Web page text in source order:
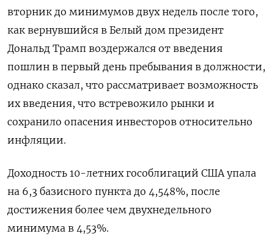
вторник до минимумов двух недель после того,
как вернувшийся в Белый дом президент
Дональд Трамп воздержался от введения
пошлин в первый день пребывания в должности,
однако сказал, что рассматривает возможность
их введения, что встревожило рынки и
сохранило опасения инвесторов относительно
инфляции.
Доходность 10-летних гособлигаций США упала
на 6,3 базисного пункта до 4,548%, после
достижения более чем двухнедельного
минимума в 4,53%.